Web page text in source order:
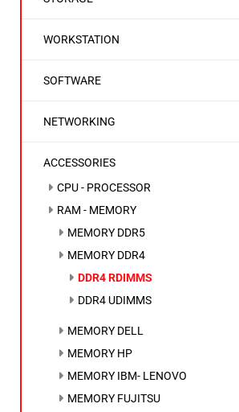
WORKSTATION
SOFTWARE
NETWORKING
ACCESSORIES
CPU - PROCESSOR
RAM - MEMORY
MEMORY DDR5
MEMORY DDR4
DDR4 RDIMMS
DDR4 UDIMMS
MEMORY DELL
MEMORY HP
MEMORY IBM- LENOVO
MEMORY FUJITSU